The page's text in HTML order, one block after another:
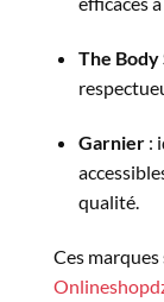
The Body
Garnier:
qualité.
Ces